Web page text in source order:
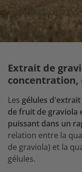
Extrait de
Les gélules
de fruit de graviola
puissant dans un
relation entre la
de graviola) et la
gélules.